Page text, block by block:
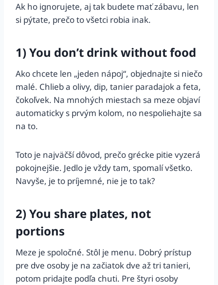
Ak ho ignorujete, aj tak budete mať zábavu, len
si pýtate, prečo to všetci robia inak.
1) You don’t drink without food
Ako chcete len „jeden nápoj“, objednajte si niečo
malé. Chlieb a olivy, dip, tanier paradajok a feta,
čokoľvek. Na mnohých miestach sa meze objaví
automaticky s prvým kolom, no nespoliehajte sa
na to.
Toto je najväčší dôvod, prečo grécke pitie vyzerá
pokojnejšie. Jedlo je vždy tam, spomalí všetko.
Navyše, je to príjemné, nie je to tak?
2) You share plates, not
portions
Meze je spoločné. Stôl je menu. Dobrý prístup
pre dve osoby je na začiatok dve až tri tanieri,
potom pridajte podľa chuti. Pre štyri osoby